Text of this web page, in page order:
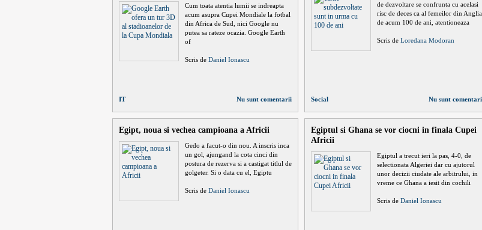
Cum toata atentia lumii se indreapta
acum asupra Cupei Mondiale la fotbal
din Africa de Sud, nici Google nu
putea sa rateze ocazia. Google Earth
of
Scris de Daniel Ionascu
IT Nu sunt comentarii
de dezvoltare se confrunta cu acelasi
risc de deces ca al femeilor din Anglia
de acum 100 de ani, atentioneaza
Scris de Loredana Modoran
Social Nu sunt
Egipt, noua si vechea campioana a Africii
Gedo a facut-o din nou. A inscris inca
un gol, ajungand la cota cinci din
postura de rezerva si a castigat titlul de
golgeter. Si o data cu el, Egiptu
Scris de Daniel Ionascu
Egiptul si Ghana se vor ciocni in finala Cupei
Africii
Egiptul a trecut ieri la pas, 4-0, de
selectionata Algeriei dar cu ajutorul
unor decizii ciudate ale arbitrului, in
vreme ce Ghana a iesit din cochili
Scris de Daniel Ionascu